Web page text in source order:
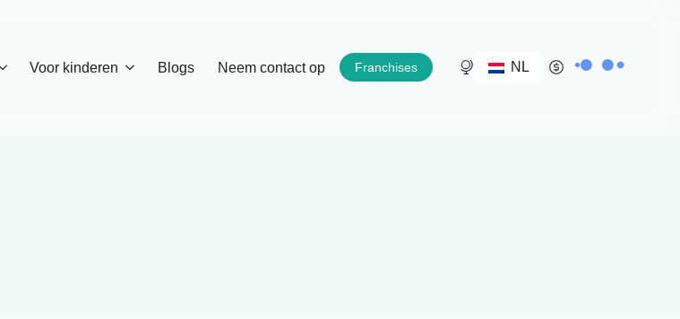
Voor kinderen Blogs Neem contact op Franchises NL